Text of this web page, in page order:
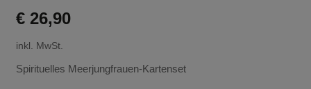
€26,90
inkl. MwSt.
Spirituelles Meerjungfrauen-Kartenset